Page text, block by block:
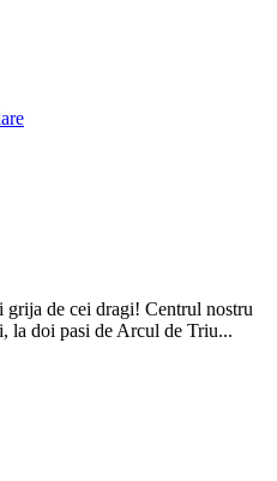
de cei dragi! Centrul nostru
la doi pasi de Arcul de Triu...